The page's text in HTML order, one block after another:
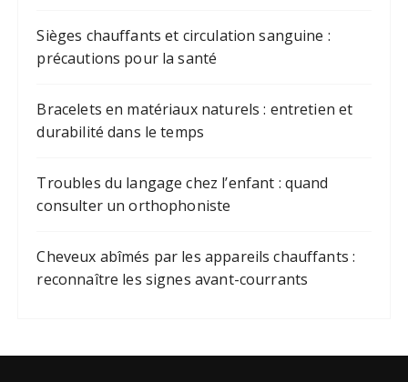
Sièges chauffants et circulation sanguine :
précautions pour la santé
Bracelets en matériaux naturels : entretien et
durabilité dans le temps
Troubles du langage chez l’enfant : quand
consulter un orthophoniste
Cheveux abîmés par les appareils chauffants :
reconnaître les signes avant-courrants